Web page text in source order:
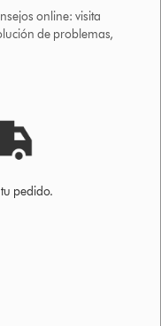
online: visita
de problemas,
pedido.